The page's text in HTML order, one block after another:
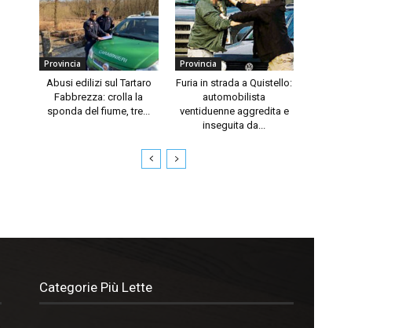
Provincia
Abusi edilizi sul Tartaro
Fabbrezza: crolla la
sponda del fiume, tre...
Provincia
Furia in strada a Quistello:
automobilista
ventiduenne aggredita e
inseguita da...
Categorie Più Lette